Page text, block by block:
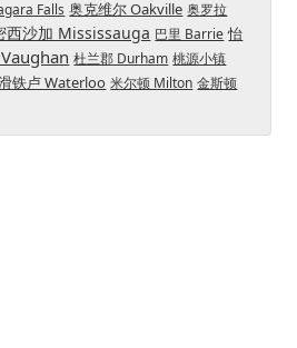
Falls 奥克维尔 Oakville 奥罗拉
西沙加 Mississauga 巴里 Barrie 怡
杜兰郡 Durham 桃源小镇
铁卢 Waterloo 米尔顿 Milton 金斯顿